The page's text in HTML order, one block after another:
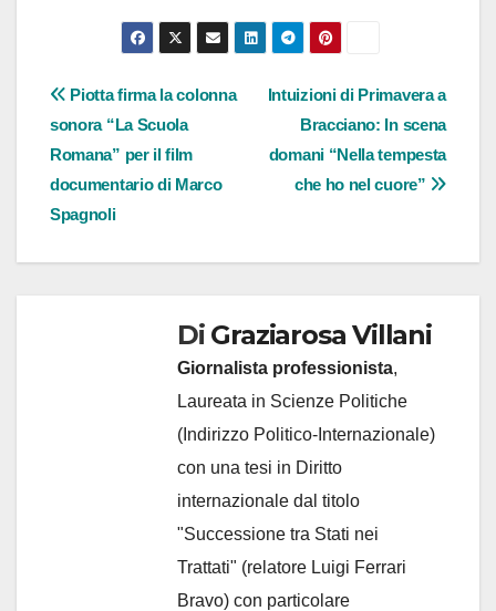
Navigazione
articoli
Intuizioni di Primavera a
Bracciano: In scena
domani “Nella tempesta
che ho nel cuore”
Piotta firma la colonna
sonora “La Scuola
Romana” per il film
documentario di Marco
Spagnoli
Di Graziarosa Villani
Giornalista professionista,
Laureata in Scienze Politiche
(Indirizzo Politico-Internazionale)
con una tesi in Diritto
internazionale dal titolo
"Successione tra Stati nei
Trattati" (relatore Luigi Ferrari
Bravo) con particolare